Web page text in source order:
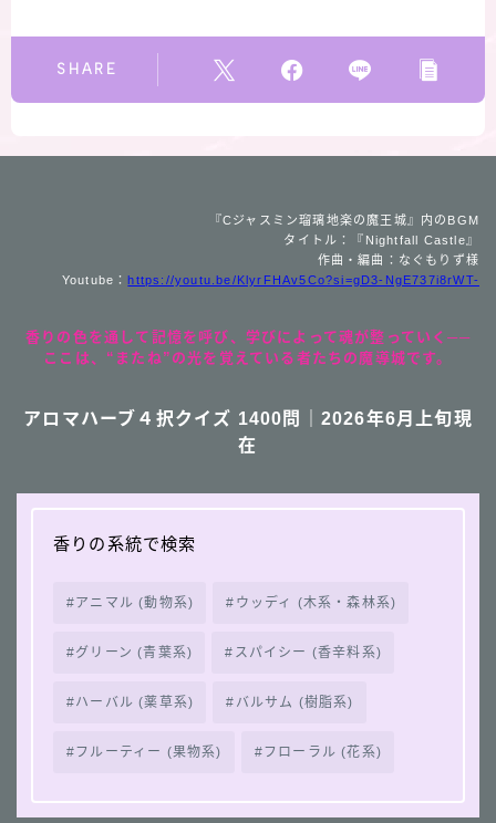
SHARE
『Cジャスミン瑠璃地楽の魔王城』内のBGM
タイトル：『Nightfall Castle』
作曲・編曲：なぐもりず様
Youtube： https://youtu.be/KlyrFHAv5Co?si=gD3-NgE737i8rWT-
香りの色を通して記憶を呼び、学びによって魂が整っていく──
ここは、“またね”の光を覚えている者たちの魔導城です。
アロマハーブ４択クイズ 1400問｜2026年6月上旬現
在
香りの系統で検索
アニマル (動物系) ウッディ (木系・森林系)
グリーン (青葉系) スパイシー (香辛料系)
ハーバル (薬草系) バルサム (樹脂系)
フルーティー (果物系) フローラル (花系)